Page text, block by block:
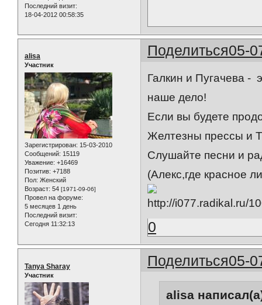
Последний визит:
18-04-2012 00:58:35
Поделиться05-
alisa
Участник
Зарегистрирован: 15-03-2010
Сообщений: 15119
Уважение: +16469
Позитив: +7188
Пол: Женский
Возраст: 54 [1971-09-06]
Провел на форуме:
5 месяцев 1 день
Последний визит:
Сегодня 11:32:13
Галкин и Пугачева -
наше дело!
Если вы будете
Желтезны прессы и
Слушайте песни и
(Алекс,где красное
0
Поделиться05-
Tanya Sharay
Участник
alisa